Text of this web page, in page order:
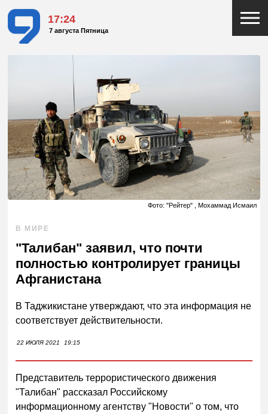
17:24
7 августа Пятница
Фото: "Рейтер" , Мохаммад Исмаил
В МИРЕ
"Талибан" заявил, что почти
полностью контролирует границы
Афганистана
В Таджикистане утверждают, что эта информация не
соответствует действительности.
22 ИЮЛЯ 2021 19:15
Представитель террористического движения
"Талибан" рассказал Российскому
информационному агентству "Новости" о том, что